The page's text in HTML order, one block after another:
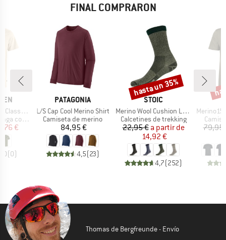
FINAL COMPRARON
T-Shirt
corta
reducido
€
(0)
MARCA
PATAGONIA
Artículo
L/S Cap Cool Merino Shirt
Product group
Camiseta de merino
Precio
84,95 €
4,5(23)
MARCA
STOIC
Artículo
Merino Wool Cushion Light Socks
Product group
Calcetines de trekking
Precio
22,95 € Precio reducido
a partir de
14,92 €
4,7(252)
Descuento
hasta un 35%
Artículo
Merino155
79,95
Thomas de Bergfreunde - Envío